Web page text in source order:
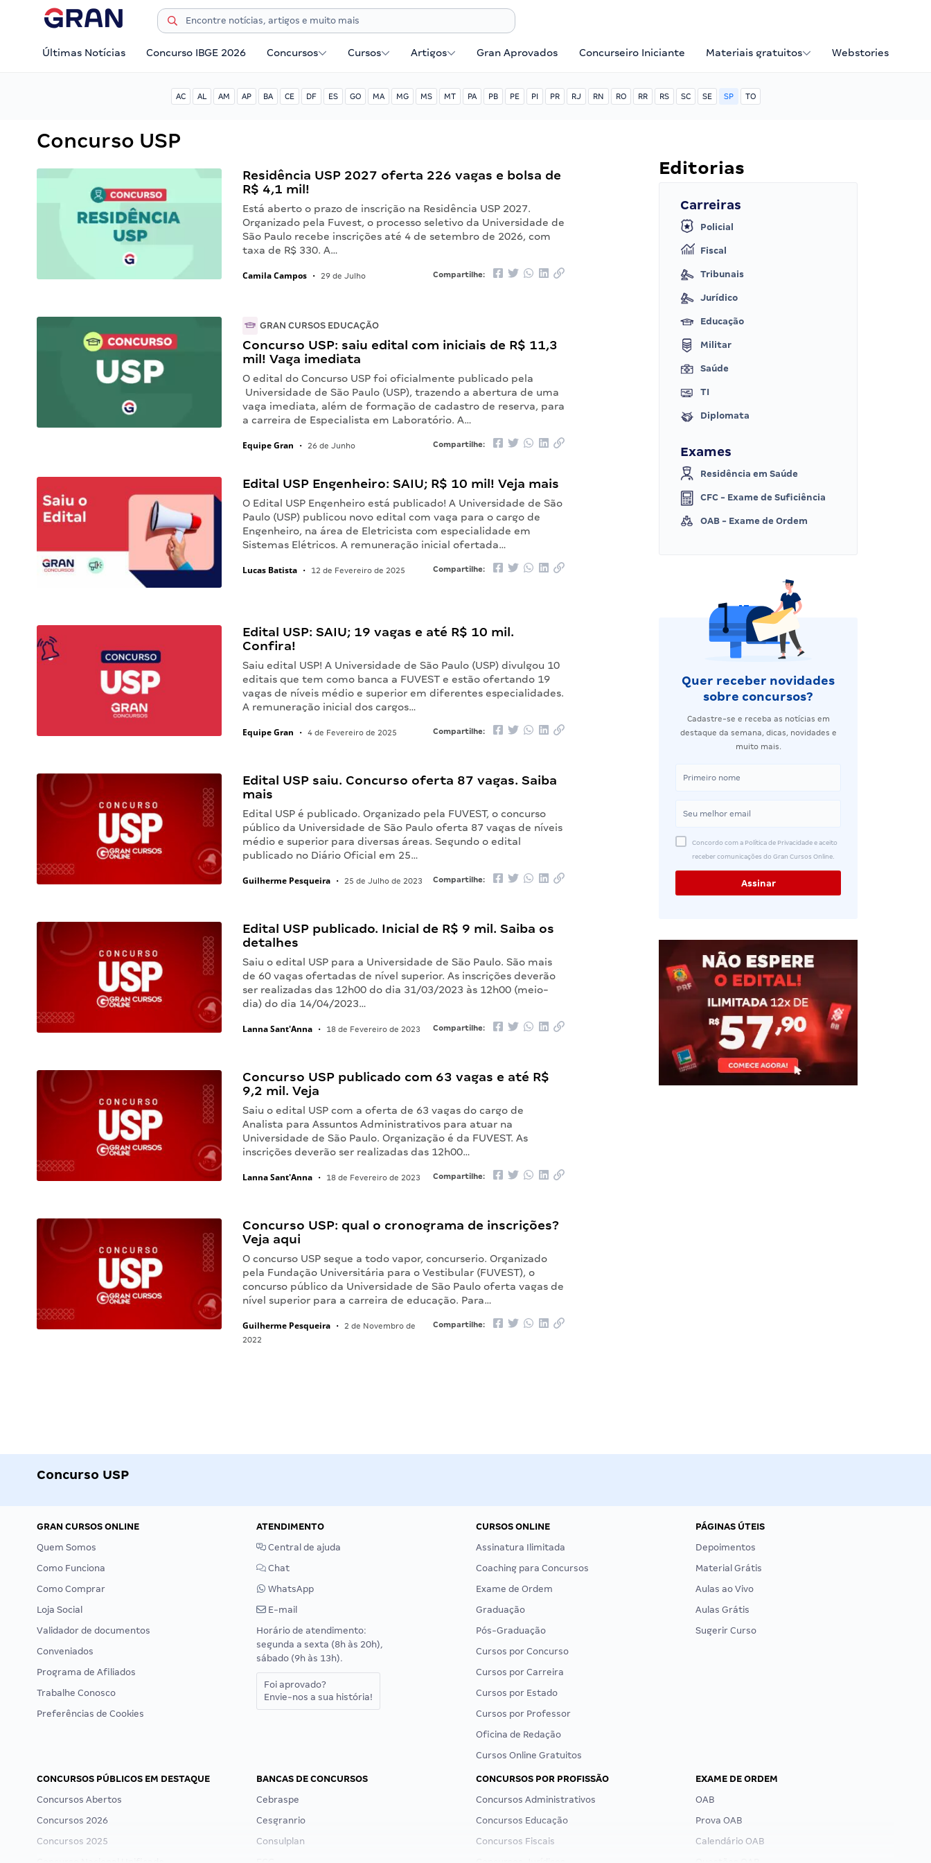
Últimas Notícias Concurso IBGE 2026 Concursos Cursos Artigos Gran Aprovados Concurseiro Iniciante Materiais gratuitos Webstories
AC AL AM AP BA CE DF ES GO MA MG MS MT PA PB PE PI PR RJ RN RO RR RS SC SE SP TO
Concurso USP
Residência USP 2027 oferta 226 vagas e bolsa de
R$ 4,1 mil!
Está aberto o prazo de inscrição na Residência USP 2027.
Organizado pela Fuvest, o processo seletivo da Universidade de
São Paulo recebe inscrições até 4 de setembro de 2026, com
taxa de R$ 330. A…
Camila Campos • 29 de Julho Compartilhe:
GRAN CURSOS EDUCAÇÃO
Concurso USP: saiu edital com iniciais de R$ 11,3
mil! Vaga imediata
O edital do Concurso USP foi oficialmente publicado pela
Universidade de São Paulo (USP), trazendo a abertura de uma
vaga imediata, além de formação de cadastro de reserva, para
a carreira de Especialista em Laboratório. A…
Equipe Gran • 26 de Junho Compartilhe:
Edital USP Engenheiro: SAIU; R$ 10 mil! Veja mais
O Edital USP Engenheiro está publicado! A Universidade de São
Paulo (USP) publicou novo edital com vaga para o cargo de
Engenheiro, na área de Eletricista com especialidade em
Sistemas Elétricos. A remuneração inicial ofertada…
Lucas Batista • 12 de Fevereiro de 2025 Compartilhe:
Edital USP: SAIU; 19 vagas e até R$ 10 mil.
Confira!
Saiu edital USP! A Universidade de São Paulo (USP) divulgou 10
editais que tem como banca a FUVEST e estão ofertando 19
vagas de níveis médio e superior em diferentes especialidades.
A remuneração inicial dos cargos…
Equipe Gran • 4 de Fevereiro de 2025 Compartilhe:
Edital USP saiu. Concurso oferta 87 vagas. Saiba
mais
Edital USP é publicado. Organizado pela FUVEST, o concurso
público da Universidade de São Paulo oferta 87 vagas de níveis
médio e superior para diversas áreas. Segundo o edital
publicado no Diário Oficial em 25…
Guilherme Pesqueira • 25 de Julho de 2023 Compartilhe:
Edital USP publicado. Inicial de R$ 9 mil. Saiba os
detalhes
Saiu o edital USP para a Universidade de São Paulo. São mais
de 60 vagas ofertadas de nível superior. As inscrições deverão
ser realizadas das 12h00 do dia 31/03/2023 às 12h00 (meio-
dia) do dia 14/04/2023…
Lanna Sant'Anna • 18 de Fevereiro de 2023 Compartilhe:
Concurso USP publicado com 63 vagas e até R$
9,2 mil. Veja
Saiu o edital USP com a oferta de 63 vagas do cargo de
Analista para Assuntos Administrativos para atuar na
Universidade de São Paulo. Organização é da FUVEST. As
inscrições deverão ser realizadas das 12h00…
Lanna Sant'Anna • 18 de Fevereiro de 2023 Compartilhe:
Concurso USP: qual o cronograma de inscrições?
Veja aqui
O concurso USP segue a todo vapor, concurserio. Organizado
pela Fundação Universitária para o Vestibular (FUVEST), o
concurso público da Universidade de São Paulo oferta vagas de
nível superior para a carreira de educação. Para…
Guilherme Pesqueira •
2 de Novembro de
2022
Compartilhe:
Editorias
Carreiras
Policial
Fiscal
Tribunais
Jurídico
Educação
Militar
Saúde
TI
Diplomata
Exames
Residência em Saúde
CFC - Exame de Suficiência
OAB - Exame de Ordem
Quer receber novidades
sobre concursos?
Cadastre-se e receba as notícias em
destaque da semana, dicas, novidades e
muito mais.
Concordo com a Política de Privacidade e aceito
receber comunicações do Gran Cursos Online.
Concurso USP
GRAN CURSOS ONLINE
Quem Somos
Como Funciona
Como Comprar
Loja Social
Validador de documentos
Conveniados
Programa de Afiliados
Trabalhe Conosco
Preferências de Cookies
ATENDIMENTO
Central de ajuda
Chat
WhatsApp
E-mail
Horário de atendimento:
segunda a sexta (8h às 20h),
sábado (9h às 13h).
Foi aprovado?
Envie-nos a sua história!
CURSOS ONLINE
Assinatura Ilimitada
Coaching para Concursos
Exame de Ordem
Graduação
Pós-Graduação
Cursos por Concurso
Cursos por Carreira
Cursos por Estado
Cursos por Professor
Oficina de Redação
Cursos Online Gratuitos
PÁGINAS ÚTEIS
Depoimentos
Material Grátis
Aulas ao Vivo
Aulas Grátis
Sugerir Curso
CONCURSOS PÚBLICOS EM DESTAQUE
Concursos Abertos
Concursos 2026
Concursos 2025
BANCAS DE CONCURSOS
Cebraspe
Cesgranrio
Consulplan
CONCURSOS POR PROFISSÃO
Concursos Administrativos
Concursos Educação
Concursos Fiscais
EXAME DE ORDEM
OAB
Prova OAB
Calendário OAB